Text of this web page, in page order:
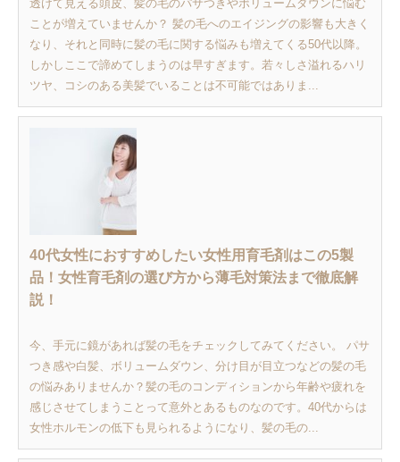
透けて見える頭皮、髪の毛のパサつきやボリュームダウンに悩む
ことが増えていませんか？ 髪の毛へのエイジングの影響も大きく
なり、それと同時に髪の毛に関する悩みも増えてくる50代以降。
しかしここで諦めてしまうのは早すぎます。若々しさ溢れるハリ
ツヤ、コシのある美髪でいることは不可能ではありま...
40代女性におすすめしたい女性用育毛剤はこの5製
品！女性育毛剤の選び方から薄毛対策法まで徹底解
説！
今、手元に鏡があれば髪の毛をチェックしてみてください。 パサ
つき感や白髪、ボリュームダウン、分け目が目立つなどの髪の毛
の悩みありませんか？髪の毛のコンディションから年齢や疲れを
感じさせてしまうことって意外とあるものなのです。40代からは
女性ホルモンの低下も見られるようになり、髪の毛の...